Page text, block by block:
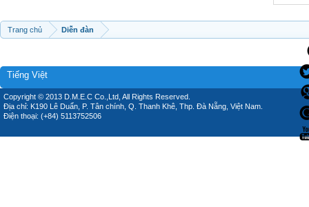
Trang chủ Diễn đàn
Tiếng Việt
Copyright © 2013 D.M.E.C Co.,Ltd, All Rights Reserved.
Địa chỉ: K190 Lê Duẩn, P. Tân chính, Q. Thanh Khê, Thp. Đà Nẵng, Việt Nam.
Điện thoại: (+84) 5113752506